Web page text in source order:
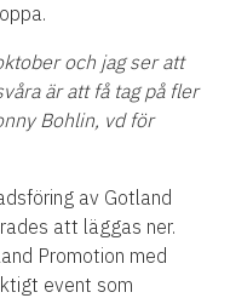
och jag ser att
är att få tag på fler
Bohlin, vd för
av Gotland
att läggas ner.
Promotion med
event som